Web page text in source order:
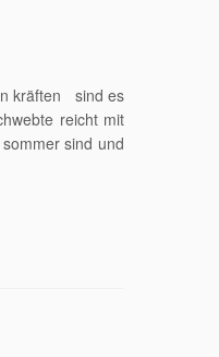
kräften sind es
reicht mit
sind und